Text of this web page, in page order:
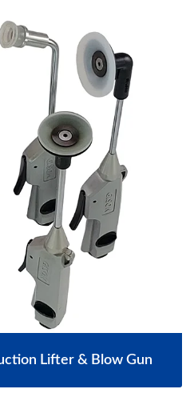
Lifter & Blow Gun